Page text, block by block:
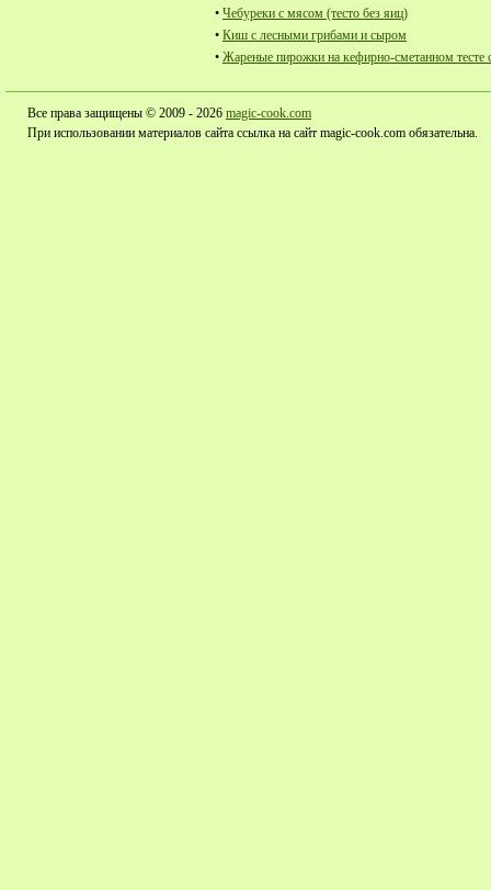
• Чебуреки с мясом (тесто без яиц)
• Киш с лесными грибами и сыром
• Жареные пирожки на кефирно-сметанном тесте
Все права защищены © 2009 - 2026 magic-cook.com
При использовании материалов сайта ссылка на сайт magic-cook.com обязательна.